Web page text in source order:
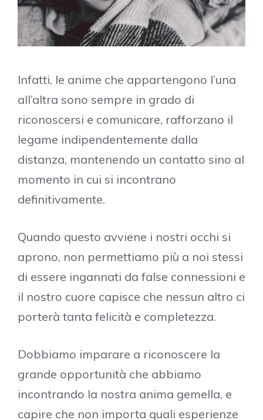
Infatti, le anime che appartengono l’una
all’altra sono sempre in grado di
riconoscersi e comunicare, rafforzano il
legame indipendentemente dalla
distanza, mantenendo un contatto sino al
momento in cui si incontrano
definitivamente.
Quando questo avviene i nostri occhi si
aprono, non permettiamo più a noi stessi
di essere ingannati da false connessioni e
il nostro cuore capisce che nessun altro ci
porterà tanta felicità e completezza.
Dobbiamo imparare a riconoscere la
grande opportunità che abbiamo
incontrando la nostra anima gemella, e
capire che non importa quali esperienze